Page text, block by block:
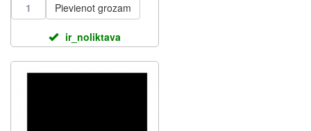
Pievienot grozam
ir_noliktava